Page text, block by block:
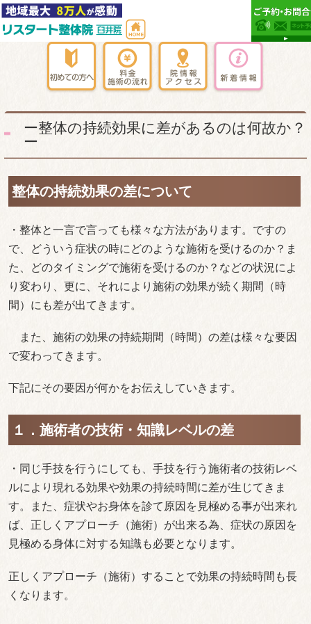
ー整体の持続効果に差があるのは何故か？
ー
整体の持続効果の差について
・整体と一言で言っても様々な方法があります。ですの
で、どういう症状の時にどのような施術を受けるのか？ま
た、どのタイミングで施術を受けるのか？などの状況によ
り変わり、更に、それにより施術の効果が続く期間（時
間）にも差が出てきます。
また、施術の効果の持続期間（時間）の差は様々な要因
で変わってきます。
下記にその要因が何かをお伝えしていきます。
１．施術者の技術・知識レベルの差
・同じ手技を行うにしても、手技を行う施術者の技術レベ
ルにより現れる効果や効果の持続時間に差が生じてきま
す。また、症状やお身体を診て原因を見極める事が出来れ
ば、正しくアプローチ（施術）が出来る為、症状の原因を
見極める身体に対する知識も必要となります。
正しくアプローチ（施術）することで効果の持続時間も長
くなります。